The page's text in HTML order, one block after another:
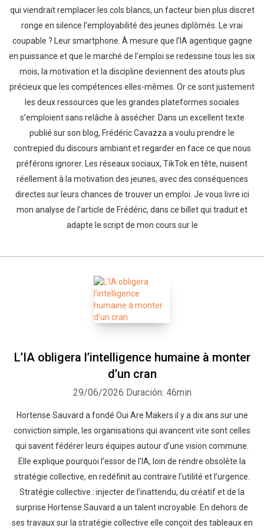
qui viendrait remplacer les cols blancs, un facteur bien plus discret
ronge en silence l’employabilité des jeunes diplômés. Le vrai
coupable ? Leur smartphone. À mesure que l’IA agentique gagne
en puissance et que le marché de l’emploi se redessine tous les six
mois, la motivation et la discipline deviennent des atouts plus
précieux que les compétences elles-mêmes. Or ce sont justement
les deux ressources que les grandes plateformes sociales
s’emploient sans relâche à assécher. Dans un excellent texte
publié sur son blog, Frédéric Cavazza a voulu prendre le
contrepied du discours ambiant et regarder en face ce que nous
préférons ignorer. Les réseaux sociaux, TikTok en tête, nuisent
réellement à la motivation des jeunes, avec des conséquences
directes sur leurs chances de trouver un emploi. Je vous livre ici
mon analyse de l’article de Frédéric, dans ce billet qui traduit et
adapte le script de mon cours sur le
L’IA obligera l’intelligence humaine à monter
d’un cran
29/06/2026 Duración: 46min
Hortense Sauvard a fondé Oui Are Makers il y a dix ans sur une
conviction simple, les organisations qui avancent vite sont celles
qui savent fédérer leurs équipes autour d’une vision commune.
Elle explique pourquoi l’essor de l’IA, loin de rendre obsolète la
stratégie collective, en redéfinit au contraire l’utilité et l’urgence.
Stratégie collective : injecter de l’inattendu, du créatif et de la
surprise Hortense Sauvard a un talent incroyable. En dehors de
ses travaux sur la stratégie collective elle conçoit des tableaux en